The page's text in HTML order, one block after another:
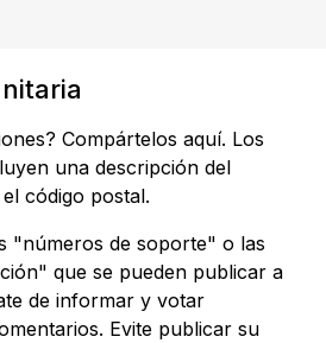
Compártelos aquí. Los
una descripción del
código postal.
"números de soporte" o las
que se pueden publicar a
de informar y votar
Evite publicar su